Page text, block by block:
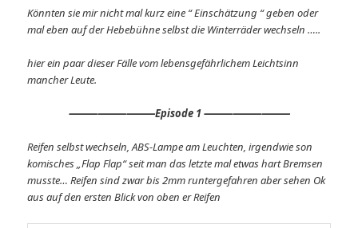
Könnten sie mir nicht mal kurz eine “ Einschätzung “ geben oder
mal eben auf der Hebebühne selbst die Winterräder wechseln …..
hier ein paar dieser Fälle vom lebensgefährlichem Leichtsinn
mancher Leute.
⸻⸻⸻Episode 1 ⸻⸻⸻
Reifen selbst wechseln, ABS-Lampe am Leuchten, irgendwie son
komisches „Flap Flap“ seit man das letzte mal etwas hart Bremsen
musste… Reifen sind zwar bis 2mm runtergefahren aber sehen Ok
aus auf den ersten Blick von oben er Reifen